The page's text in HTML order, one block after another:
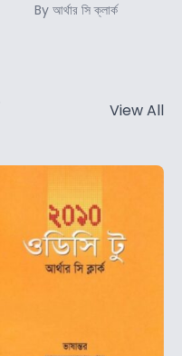
By আর্থার সি ক্লার্ক
View All